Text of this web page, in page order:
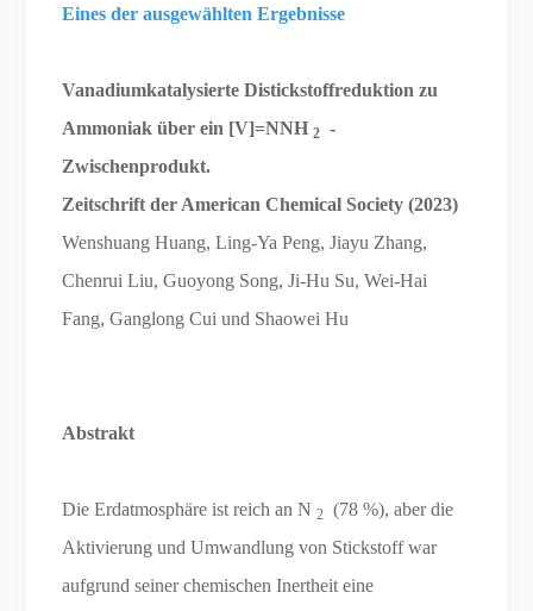
Eines der ausgewählten Ergebnisse
Vanadiumkatalysierte Distickstoffreduktion zu
Ammoniak über ein [V]=NNH2 -
Zwischenprodukt.
Zeitschrift der American Chemical Society (2023)
Wenshuang Huang, Ling-Ya Peng, Jiayu Zhang,
Chenrui Liu, Guoyong Song, Ji-Hu Su, Wei-Hai
Fang, Ganglong Cui und Shaowei Hu
Abstrakt
Die Erdatmosphäre ist reich an N2 (78 %), aber die
Aktivierung und Umwandlung von Stickstoff war
aufgrund seiner chemischen Inertheit eine